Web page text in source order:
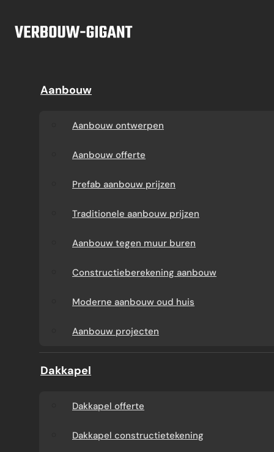
Aanbouw
Aanbouw offerte
Prefab aanbouw
prijzen
Traditionele aanbouw
prijzen
Aanbouw tegen muur
buren
Constructieberekening
Moderne aanbouw
Prefab dakkapel
laten maken
Dakkapel
Dakkapel projecten
Aanbouw
Aanbouw ontwerpen
Aanbouw offerte
Prefab aanbouw prijzen
Traditionele aanbouw prijzen
Aanbouw tegen muur buren
Constructieberekening aanbouw
Moderne aanbouw oud huis
Aanbouw projecten
Dakkapel
Dakkapel offerte
Dakkapel constructietekening